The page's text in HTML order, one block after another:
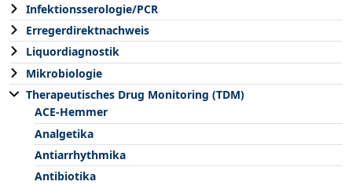
Infektionsserologie/PCR
Erregerdirektnachweis
Liquordiagnostik
Mikrobiologie
Therapeutisches Drug Monitoring (TDM)
ACE-Hemmer
Analgetika
Antiarrhythmika
Antibiotika